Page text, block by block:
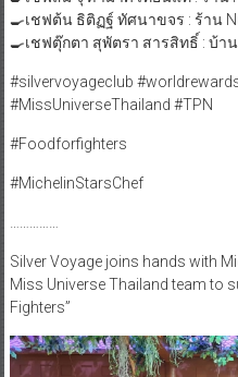
🍳เชฟต้น ธิติฏฐ์ ทัศนาขจร : ร้าน
🍳เชฟตุ๊กตา สุพัตรา สารสิทธิ์ : บ้า
#silvervoyageclub
#MissUniverseThailand #TPN
#Foodforfighters
#MichelinStarsChef
Silver Voyage joins hands with
Miss Universe Thailand team to
Fighters”